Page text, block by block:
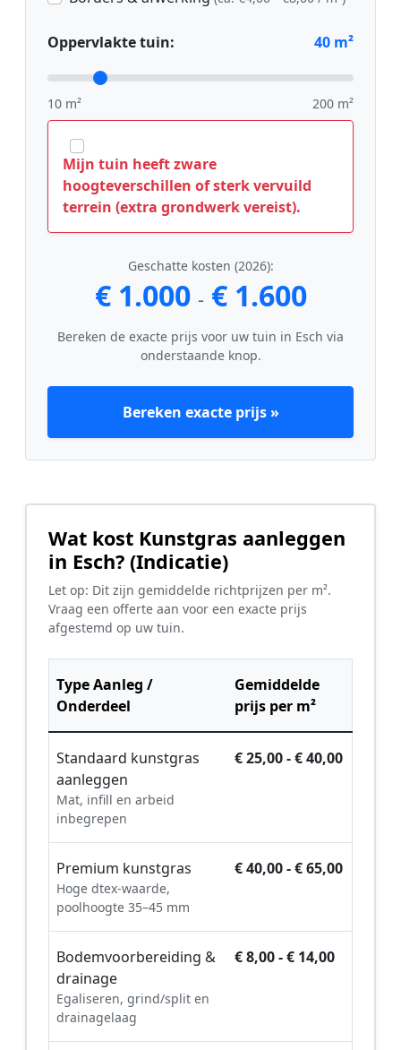
Oppervlakte tuin: 40 m²
10 m² 200 m²
Mijn tuin heeft zware
hoogteverschillen of sterk vervuild
terrein (extra grondwerk vereist).
Geschatte kosten (2026):
€ 1.000 - € 1.600
Bereken de exacte prijs voor uw tuin in Esch via
onderstaande knop.
Bereken exacte prijs »
Wat kost Kunstgras aanleggen
in Esch? (Indicatie)
Let op: Dit zijn gemiddelde richtprijzen per m².
Vraag een offerte aan voor een exacte prijs
afgestemd op uw tuin.
Type Aanleg /
Onderdeel
Gemiddelde
prijs per m²
Standaard kunstgras
aanleggen
Mat, infill en arbeid
inbegrepen
€ 25,00 - € 40,00
Premium kunstgras
Hoge dtex-waarde,
poolhoogte 35–45 mm
€ 40,00 - € 65,00
Bodemvoorbereiding &
drainage
Egaliseren, grind/split en
drainagelaag
€ 8,00 - € 14,00